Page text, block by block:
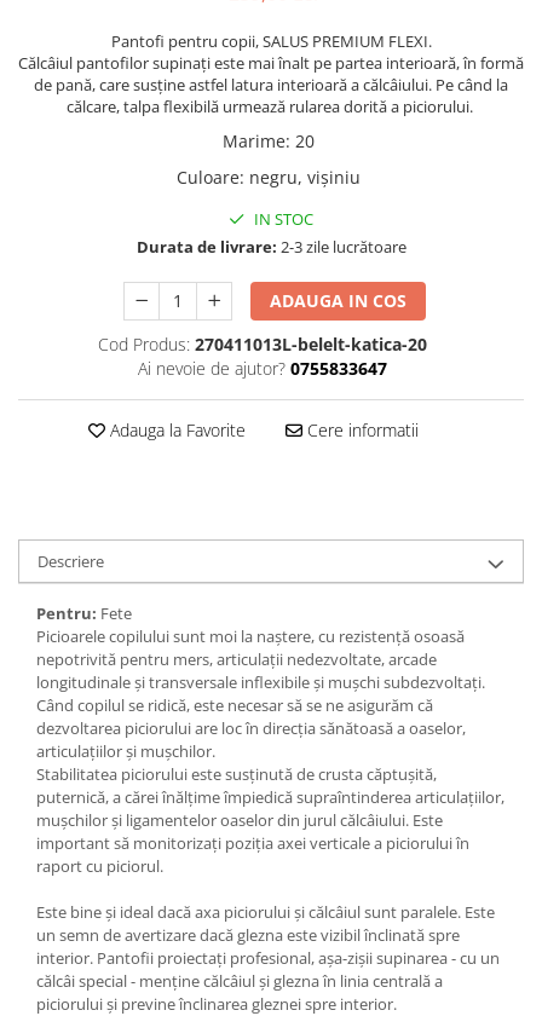
Pantofi pentru copii, SALUS PREMIUM FLEXI.
Călcâiul pantofilor supinați este mai înalt pe partea interioară, în formă
de pană, care susține astfel latura interioară a călcâiului. Pe când la
călcare, talpa flexibilă urmează rularea dorită a piciorului.
Marime: 20
Culoare: negru, vișiniu
IN STOC
Durata de livrare: 2-3 zile lucrătoare
ADAUGA IN COS
Cod Produs: 270411013L-belelt-katica-20
Ai nevoie de ajutor? 0755833647
Adauga la Favorite Cere informatii
Descriere
Pentru: Fete
Picioarele copilului sunt moi la naștere, cu rezistență osoasă
nepotrivită pentru mers, articulații nedezvoltate, arcade
longitudinale și transversale inflexibile și mușchi subdezvoltați.
Când copilul se ridică, este necesar să se ne asigurăm că
dezvoltarea piciorului are loc în direcția sănătoasă a oaselor,
articulațiilor și mușchilor.
Stabilitatea piciorului este susținută de crusta căptușită,
puternică, a cărei înălțime împiedică supraîntinderea articulațiilor,
mușchilor și ligamentelor oaselor din jurul călcâiului. Este
important să monitorizați poziția axei verticale a piciorului în
raport cu piciorul.
Este bine și ideal dacă axa piciorului și călcâiul sunt paralele. Este
un semn de avertizare dacă glezna este vizibil înclinată spre
interior. Pantofii proiectați profesional, așa-zișii supinarea - cu un
călcâi special - menține călcâiul și glezna în linia centrală a
piciorului și previne înclinarea gleznei spre interior.